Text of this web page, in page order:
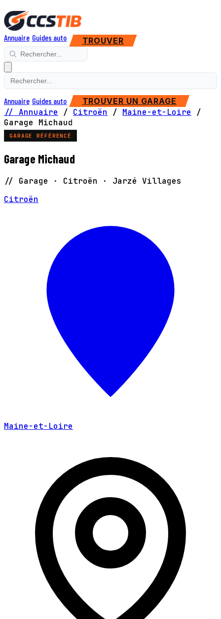
Annuaire Guides auto TROUVER
Annuaire Guides auto TROUVER UN GARAGE
// Annuaire / Citroën / Maine-et-Loire
/
Garage Michaud
GARAGE RÉFÉRENCÉ
Garage Michaud
// Garage · Citroën · Jarzé Villages
Citroën
Maine-et-Loire